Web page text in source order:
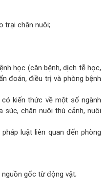
trại chăn nuôi;
học (căn bệnh, dịch tễ học,
đoán, điều trị và phòng bệnh
kiến thức về một số ngành
súc, chăn nuôi thú cảnh, nuôi
luật liên quan đến phòng
gốc từ động vật;